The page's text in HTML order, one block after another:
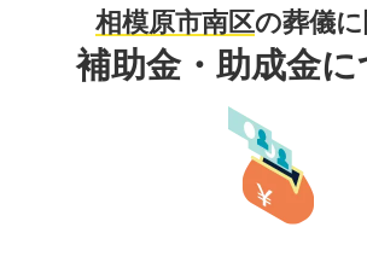
相模原市南区の葬儀
補助金・助成金